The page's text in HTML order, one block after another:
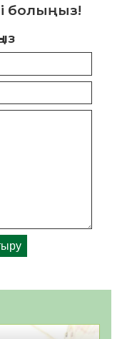
болыңыз!